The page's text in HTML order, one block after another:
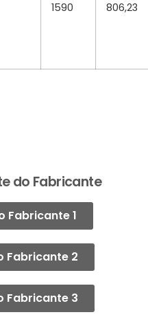
1590 806,23
do Fabricante
Fabricante 1
Fabricante 2
Fabricante 3